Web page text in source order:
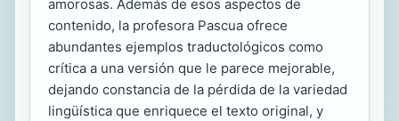
amorosas. Además de esos aspectos de
contenido, la profesora Pascua ofrece
abundantes ejemplos traductológicos como
crítica a una versión que le parece mejorable,
dejando constancia de la pérdida de la variedad
lingüística que enriquece el texto original, y